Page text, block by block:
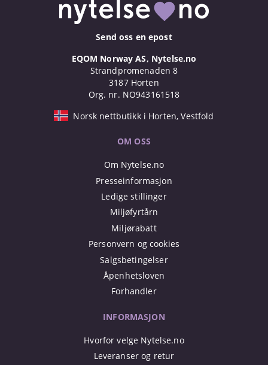
Send oss en epost
EQOM Norway AS, Nytelse.no
Strandpromenaden 8
3187 Horten
Org. nr. NO943161518
Norsk nettbutikk i Horten, Vestfold
OM OSS
Om Nytelse.no
Presseinformasjon
Ledige stillinger
Miljøfyrtårn
Miljørabatt
Personvern og cookies
Salgsbetingelser
Åpenhetsloven
Forhandler
INFORMASJON
Hvorfor velge Nytelse.no
Leveranser og retur